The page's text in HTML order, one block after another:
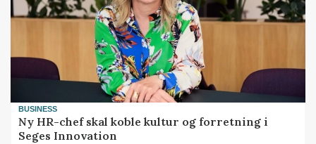
BUSINESS
Ny HR-chef skal koble kultur og forretning i
Seges Innovation